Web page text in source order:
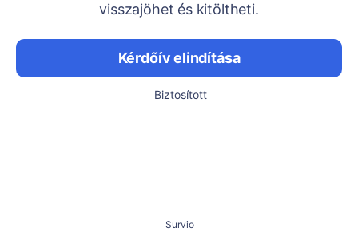
visszajöhet és kitöltheti.
Kérdőív elindítása
Biztosított
Survio